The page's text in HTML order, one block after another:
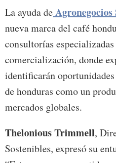
La ayuda deAgronegocios
nueva marca del café
consultorías
comercialización, donde
identificarán
de honduras como un
mercados globales.
Thelonious Trimmell,
Sostenibles, expresó su